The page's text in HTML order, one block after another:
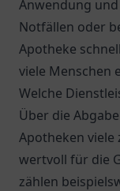
Anwendung
Notfällen oder
Apotheke
viele Menschen
Welche
Über die
Apotheken viele
wertvoll für die
zählen